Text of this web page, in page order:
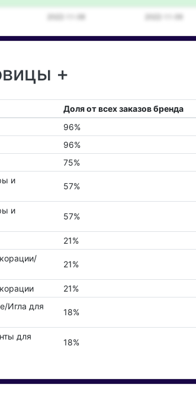
+
Доля от всех заказов бренда
96%
96%
75%
и
57%
и
57%
21%
21%
21%
Игла для
18%
для
18%